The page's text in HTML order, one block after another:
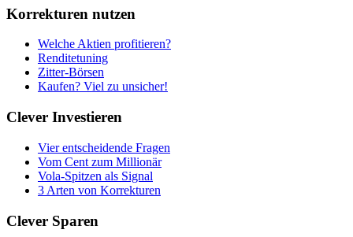
Korrekturen nutzen
Welche Aktien profitieren?
Renditetuning
Zitter-Börsen
Kaufen? Viel zu unsicher!
Clever Investieren
Vier entscheidende Fragen
Vom Cent zum Millionär
Vola-Spitzen als Signal
3 Arten von Korrekturen
Clever Sparen